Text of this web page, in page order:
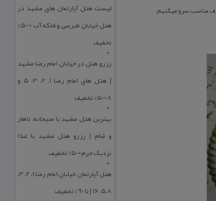
مناسب سرو میكنیم.
لیست هتل آپارتمان های مشهد در
هتل خیابان طبرسی و فلکه آب + 50%
تخفیف
رزرو هتل در خیابان امام رضا مشهد
| هتل‌ های امام رضا 1، 2، 3، 5 و
8+50% تخفیف
بهترین هتل مشهد با صبحانه، ناهار
و شام | رزرو هتل مشهد با غذا
نزدیک حرم+50% تخفیف
هتل آپارتمان خیابان امام رضا 1، 2، 3،
5،8 ،16 | تا 90 % تخفیف